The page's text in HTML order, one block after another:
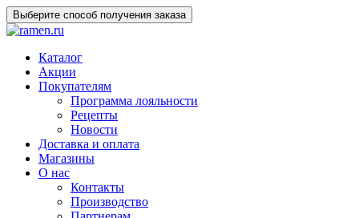
Выберите способ получения заказа
Каталог
Акции
Покупателям
Программа лояльности
Рецепты
Новости
Доставка и оплата
Магазины
О нас
Контакты
Производство